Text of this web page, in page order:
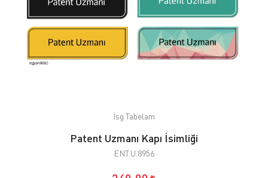
İsg Tabelam
Patent Uzmanı Kapı İsimliği
ENT.U.8956